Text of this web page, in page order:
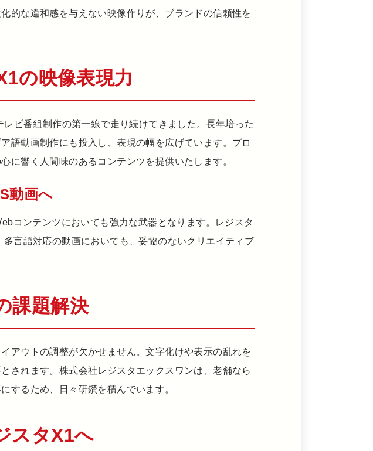
的な違和感を与えない映像作りが、ブランドの信頼性を
の映像表現力
ビ番組制作の第一線で走り続けてきました。長年培った
語動画制作にも投入し、表現の幅を広げています。プロ
に響く人間味のあるコンテンツを提供いたします。
動画へ
コンテンツにおいても強力な武器となります。レジスタ
言語対応の動画においても、妥協のないクリエイティブ
課題解決
アウトの調整が欠かせません。文字化けや表示の乱れを
されます。株式会社レジスタエックスワンは、老舗なら
するため、日々研鑽を積んでいます。
スタX1へ